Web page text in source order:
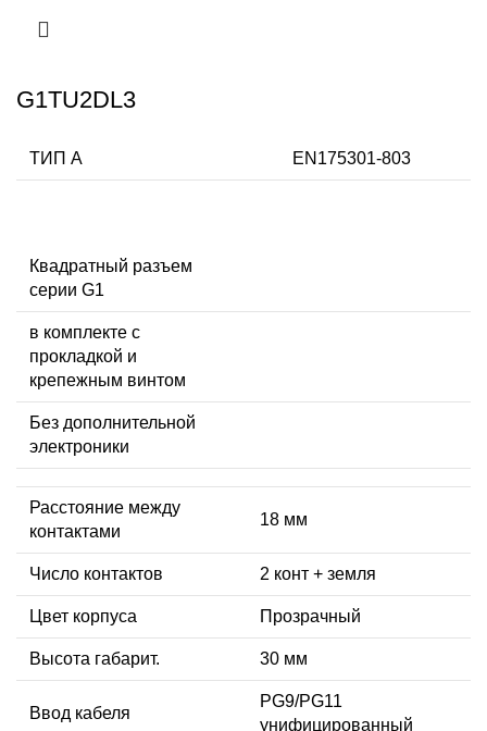
G1TU2DL3
ТИП А EN175301-803
Квадратный разъем
серии G1
в комплекте с
прокладкой и
крепежным винтом
Без дополнительной
электроники
Расстояние между
контактами
18 мм
Число контактов 2 конт + земля
Цвет корпуса Прозрачный
Высота габарит. 30 мм
Ввод кабеля
PG9/PG11
унифицированный